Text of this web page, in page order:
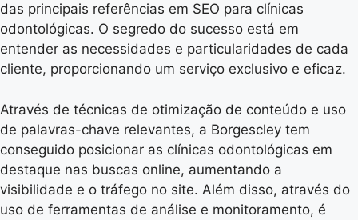
das principais referências em SEO para clínicas
odontológicas. O segredo do sucesso está em
entender as necessidades e particularidades de cada
cliente, proporcionando um serviço exclusivo e eficaz.
Através de técnicas de otimização de conteúdo e uso
de palavras-chave relevantes, a Borgescley tem
conseguido posicionar as clínicas odontológicas em
destaque nas buscas online, aumentando a
visibilidade e o tráfego no site. Além disso, através do
uso de ferramentas de análise e monitoramento, é